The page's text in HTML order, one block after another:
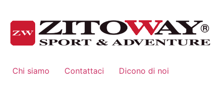
Chi siamo Contattaci Dicono di noi